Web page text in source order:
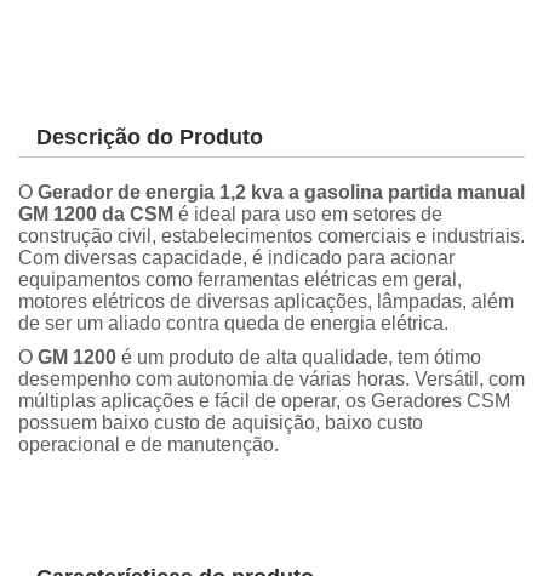
Descrição do Produto
O Gerador de energia 1,2 kva a gasolina partida manual
GM 1200 da CSM é ideal para uso em setores de
construção civil, estabelecimentos comerciais e industriais.
Com diversas capacidade, é indicado para acionar
equipamentos como ferramentas elétricas em geral,
motores elétricos de diversas aplicações, lâmpadas, além
de ser um aliado contra queda de energia elétrica.
O GM 1200 é um produto de alta qualidade, tem ótimo
desempenho com autonomia de várias horas. Versátil, com
múltiplas aplicações e fácil de operar, os Geradores CSM
possuem baixo custo de aquisição, baixo custo
operacional e de manutenção.